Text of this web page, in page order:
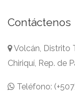
Contáctenos
Volcán, Distrito
Chiriquí, Rep. de
Teléfono: